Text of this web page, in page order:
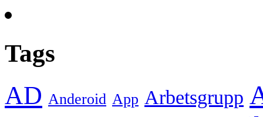
Tags
AD Anderoid App Arbetsgrupp